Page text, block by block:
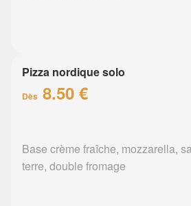
Pizza nordique solo
Dès 8.50 €
Base crème fraîche, mozzarella,
terre, double fromage